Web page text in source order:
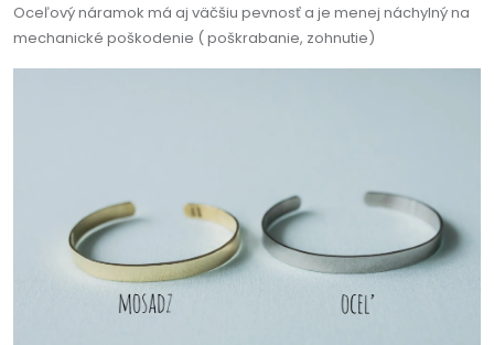
Oceľový náramok má aj väčšiu pevnosť a je menej náchylný na
mechanické poškodenie ( poškrabanie, zohnutie)